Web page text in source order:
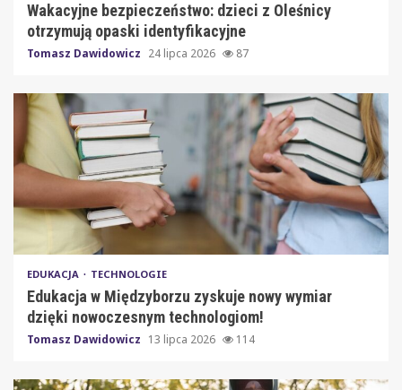
Wakacyjne bezpieczeństwo: dzieci z Oleśnicy
otrzymują opaski identyfikacyjne
Tomasz Dawidowicz 24 lipca 2026 87
EDUKACJA TECHNOLOGIE
Edukacja w Międzyborzu zyskuje nowy wymiar
dzięki nowoczesnym technologiom!
Tomasz Dawidowicz 13 lipca 2026 114